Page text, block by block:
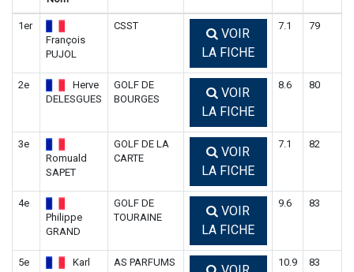
1er
François
PUJOL
CSST
VOIR
LA FICHE
7.1 79
2e
Herve
DELESGUES
GOLF DE
BOURGES
VOIR
LA FICHE
8.6 80
3e
Romuald
SAPET
GOLF DE LA
CARTE
VOIR
LA FICHE
7.1 82
4e
Philippe
GRAND
GOLF DE
TOURAINE
VOIR
LA FICHE
9.6 83
5e
Karl
AS PARFUMS
10.9 83